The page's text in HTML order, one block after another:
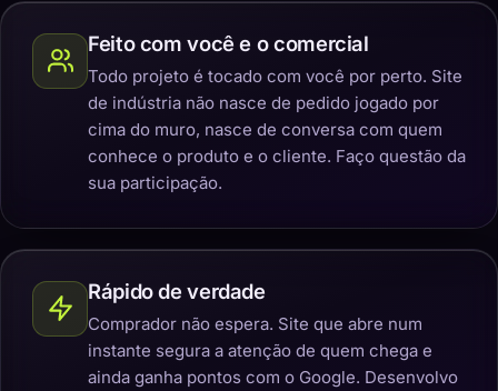
Feito com você e o comercial
Todo projeto é tocado com você por perto. Site
de indústria não nasce de pedido jogado por
cima do muro, nasce de conversa com quem
conhece o produto e o cliente. Faço questão da
sua participação.
Rápido de verdade
Comprador não espera. Site que abre num
instante segura a atenção de quem chega e
ainda ganha pontos com o Google. Desenvolvo